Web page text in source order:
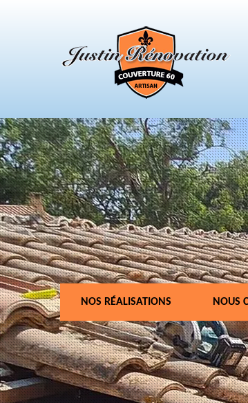
NOS RÉALISATIONS NOUS